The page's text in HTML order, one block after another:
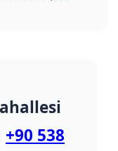
+90 538